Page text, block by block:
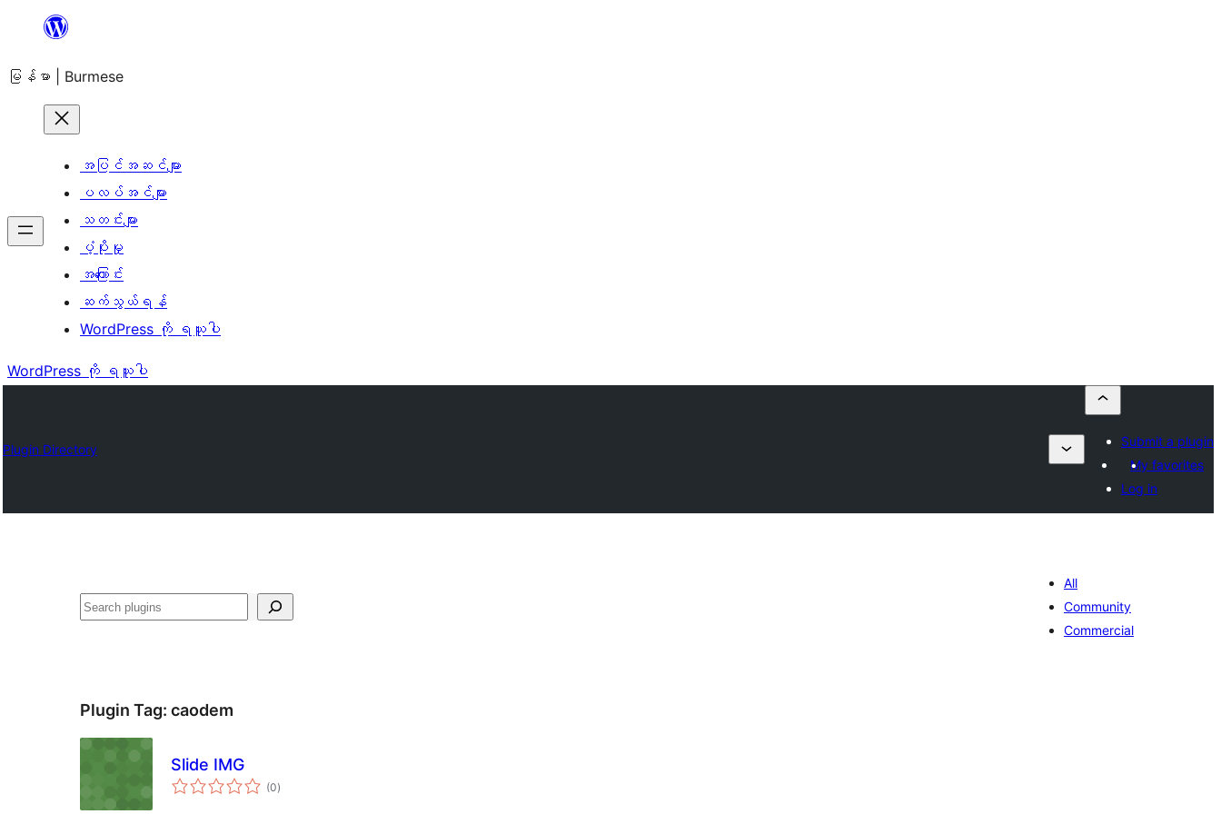
အကြောင်းအရာ
ကျော်သွား
မြန်မာ | Burmese
အပြင်အဆင်များ
ပလပ်အင်များ
သတင်းများ
ပံ့ပိုးမှု
အကြောင်း
ဆက်သွယ်ရန်
WordPress ကို ရယူပါ
WordPress ကို ရယူပါ
Plugin Directory
Submit a plugin
My favorites
Log in
ရှာ
All
Community
Commercial
Plugin Tag: caodem
Slide IMG
(0total
ratings
)